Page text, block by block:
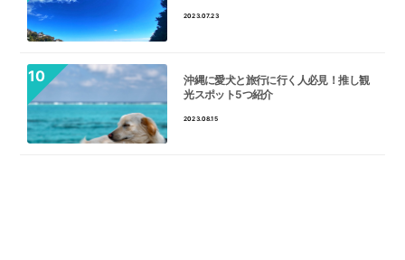
2023.07.23
沖縄に愛犬と旅行に行く人必見！推し観
光スポット5つ紹介
2023.08.15